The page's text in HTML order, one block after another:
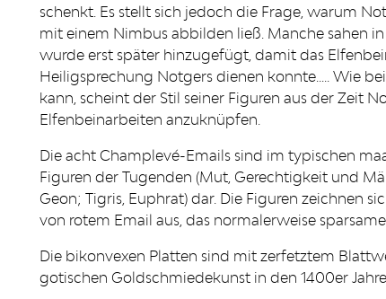
schenkt. Es stellt sich jedoch die Frage, warum
mit einem Nimbus abbilden ließ. Manche sahen
wurde erst später hinzugefügt, damit das
Heiligsprechung Notgers dienen konnte..... Wie
kann, scheint der Stil seiner Figuren aus der Zeit
Elfenbeinarbeiten anzuknüpfen.
Die acht Champlevé-Emails sind im typischen
Figuren der Tugenden (Mut, Gerechtigkeit und
Geon; Tigris, Euphrat) dar. Die Figuren zeichnen
von rotem Email aus, das normalerweise
Die bikonvexen Platten sind mit zerfetztem
gotischen Goldschmiedekunst in den 1400er